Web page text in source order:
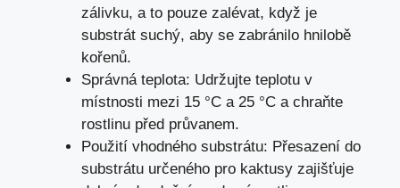
zálivku, a to pouze zalévat, když je
substrát suchý, aby se zabránilo hnilobě
kořenů.
Správná teplota: Udržujte teplotu v
místnosti mezi 15 °C a 25 °C a chraňte
rostlinu před průvanem.
Použití vhodného substrátu: Přesazení do
substrátu určeného pro kaktusy zajišťuje